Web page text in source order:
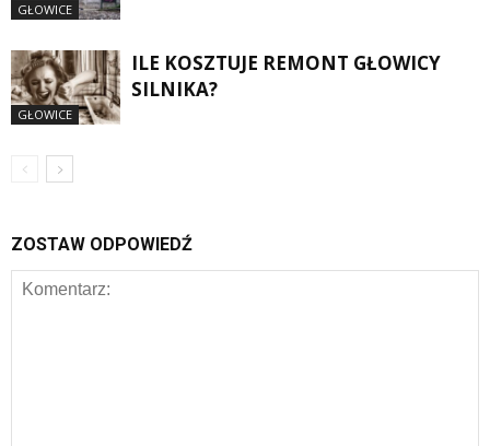
GŁOWICE
GŁOWICE
ILE KOSZTUJE REMONT GŁOWICY
SILNIKA?
ZOSTAW ODPOWIEDŹ